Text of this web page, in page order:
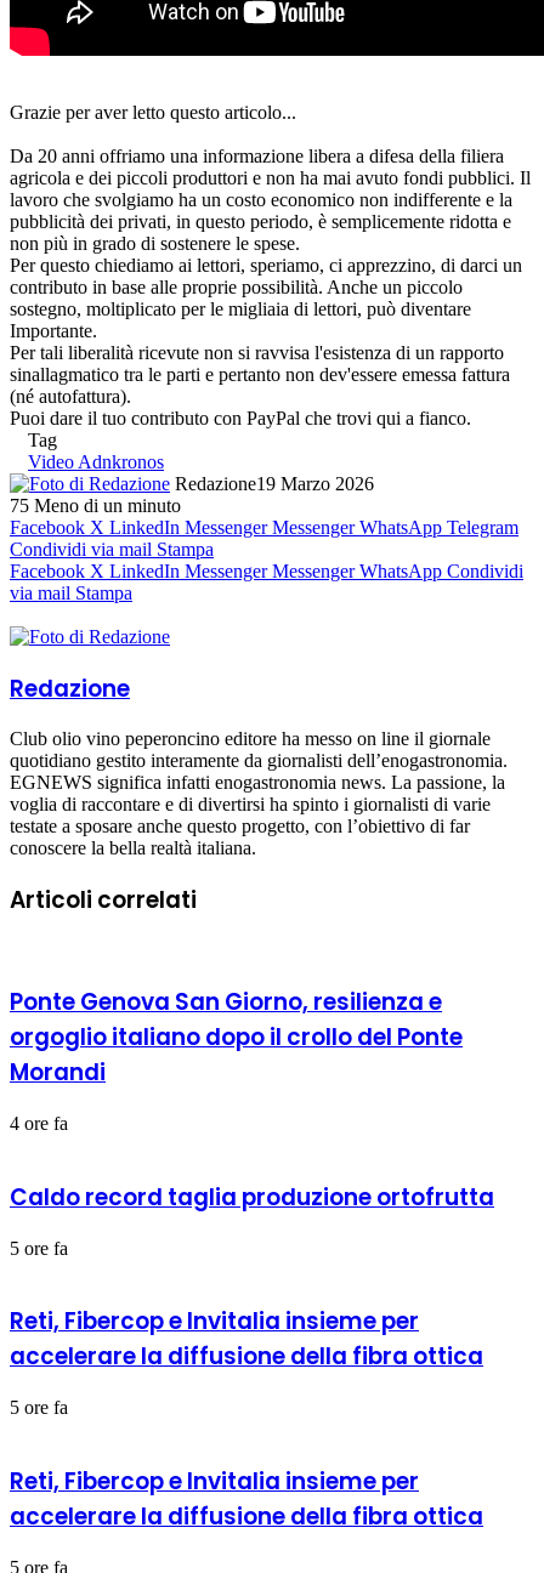
Grazie per aver letto questo articolo...
Da 20 anni offriamo una informazione libera a difesa della filiera
agricola e dei piccoli produttori e non ha mai avuto fondi pubblici. Il
lavoro che svolgiamo ha un costo economico non indifferente e la
pubblicità dei privati, in questo periodo, è semplicemente ridotta e
non più in grado di sostenere le spese.
Per questo chiediamo ai lettori, speriamo, ci apprezzino, di darci un
contributo in base alle proprie possibilità. Anche un piccolo
sostegno, moltiplicato per le migliaia di lettori, può diventare
Importante.
Per tali liberalità ricevute non si ravvisa l'esistenza di un rapporto
sinallagmatico tra le parti e pertanto non dev'essere emessa fattura
(né autofattura).
Puoi dare il tuo contributo con PayPal che trovi qui a fianco.
Tag
Video Adnkronos
Redazione19 Marzo 2026
75 Meno di un minuto
Facebook X LinkedIn Messenger Messenger WhatsApp Telegram
Condividi via mail Stampa
Facebook X LinkedIn Messenger Messenger WhatsApp Condividi
via mail Stampa
Redazione
Club olio vino peperoncino editore ha messo on line il giornale
quotidiano gestito interamente da giornalisti dell’enogastronomia.
EGNEWS significa infatti enogastronomia news. La passione, la
voglia di raccontare e di divertirsi ha spinto i giornalisti di varie
testate a sposare anche questo progetto, con l’obiettivo di far
conoscere la bella realtà italiana.
Articoli correlati
Ponte Genova San Giorno, resilienza e
orgoglio italiano dopo il crollo del Ponte
Morandi
4 ore fa
Caldo record taglia produzione ortofrutta
5 ore fa
Reti, Fibercop e Invitalia insieme per
accelerare la diffusione della fibra ottica
5 ore fa
Reti, Fibercop e Invitalia insieme per
accelerare la diffusione della fibra ottica
5 ore fa